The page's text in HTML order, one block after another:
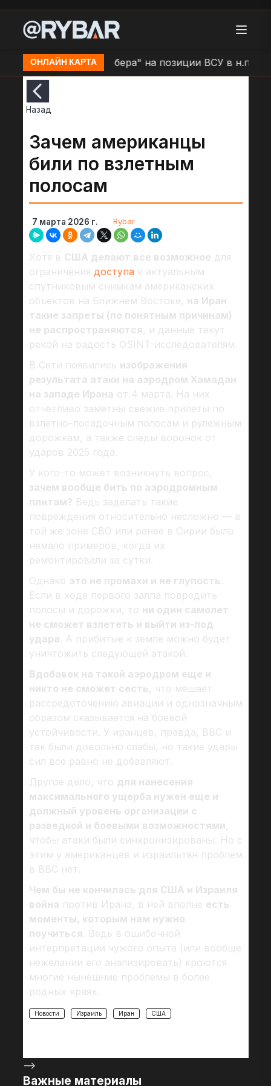
ОНЛАЙН КАРТА
БЛА "Герань\Гербера" на позиции ВСУ в н.п.
Назад
Зачем американцы
били по взлетным
полосам
7 марта 2026 г. Rybar
Хотя в США делают все возможное для
ограничения доступа к актуальным
спутниковым снимкам американских
объектов на Ближнем Востоке, на Иран
такие запреты (по понятным причинам)
не распространяются, и данные текут
рекой на радость OSINT-исследователям.
В Сети появились изображения
результата атаки на аэродром Хамадан
на западе Ирана от 4 марта. На них
отчетливо заметны свежие прилеты по
взлетно-посадочным полосам и рулежным
дорожкам, а также следы воронок от
ударов 2025 года.
У кого-то может возникнуть вопрос,
зачем вообще бить по аэродромным
плитам? Ведь заделать такие
повреждения относительно несложно — в
той же зоне СВО или ранее в Сирии было
немало примеров, когда их
ремонтировали за сутки.
Однако это не промахи и не глупость.
Если в ходе первого залпа повредить
полосы и дорожки, то ни один самолет
не сможет взлететь и выйти из-под
удара. А прибитые к земле можно будет
уничтожить следующей атакой.
Вдобавок на такой аэродром еще и
никто не сможет сесть, что мешает
рассредоточению авиации и однозначным
образом сказывается на боевой
устойчивости. У иранцев, правда, ВВС и
так были довольно слабы, но такие удары
сил все равно не добавляют.
Другое дело, что для нанесения
максимального ущерба нужен еще и
должный уровень организации с
разведкой и боевыми возможностями,
чтобы атаки были синхронизированы. Но с
этим у американцев и израильтян проблем
в ВВС нет.
Чем бы не кончилась для США и Израиля
война против Ирана, в ней вполне есть
моменты, которым нам нужно
поучиться. Ведь в ошибочной
интерпретации чужого опыта (или вообще
нежелании его анализировать) кроются
многие нынешние проблемы в более
родных краях.
Новости Израиль Иран США
-->
Важные материалы